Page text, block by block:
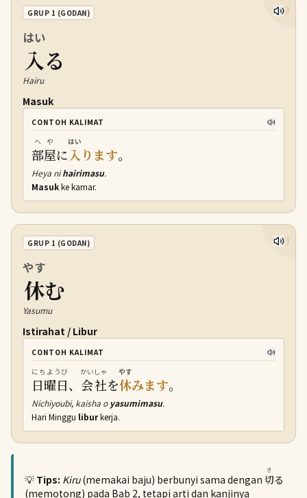
9
GRUP 1 (GODAN)
入
はい
る
Hairu
Masuk
CONTOH KALIMAT
部屋
へや
に入
はい
ります。
Heya nihairimasu.
Masukke kamar.
10
GRUP 1 (GODAN)
休
やす
む
Yasumu
Istirahat / Libur
CONTOH KALIMAT
日曜日
にちようび
、 会社
かいしゃ
を休
やす
みます。
Nichiyoubi, kaisha o yasumimasu.
Hari Minggu liburkerja.
💡 Tips: Kiru(memakai baju) berbunyi sama dengan 切
き
る
(memotong) pada Bab 2, tetapi arti dan kanjinya